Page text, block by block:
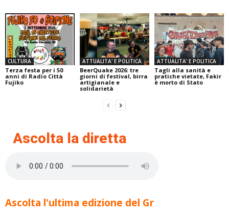
CULTURA
Terza festa per i 50
anni di Radio Città
Fujiko
ATTUALITA' E POLITICA
BeerQuake 2026: tre
giorni di festival, birra
artigianale e
solidarietà
ATTUALITA' E POLITICA
Tagli alla sanità e
pratiche vietate, Fakir
è morto di Stato
Ascolta la diretta
Ascolta l'ultima edizione del Gr